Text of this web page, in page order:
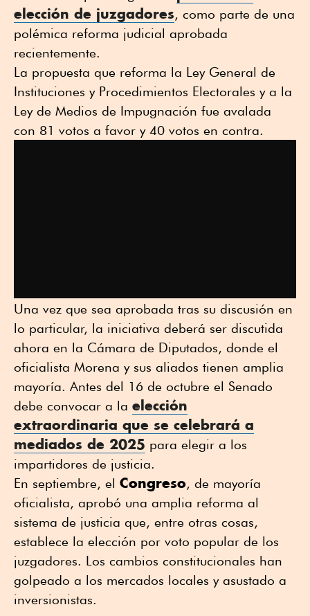
elección de juzgadores, como parte de una
polémica reforma judicial aprobada
recientemente.
La propuesta que reforma la Ley General de
Instituciones y Procedimientos Electorales y a la
Ley de Medios de Impugnación fue avalada
con 81 votos a favor y 40 votos en contra.
Una vez que sea aprobada tras su discusión en
lo particular, la iniciativa deberá ser discutida
ahora en la Cámara de Diputados, donde el
oficialista Morena y sus aliados tienen amplia
mayoría. Antes del 16 de octubre el Senado
debe convocar a la elección
extraordinaria que se celebrará a
mediados de 2025 para elegir a los
impartidores de justicia.
En septiembre, el Congreso, de mayoría
oficialista, aprobó una amplia reforma al
sistema de justicia que, entre otras cosas,
establece la elección por voto popular de los
juzgadores. Los cambios constitucionales han
golpeado a los mercados locales y asustado a
inversionistas.